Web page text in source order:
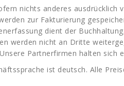
nichts anderes ausdrücklich
zur Fakturierung
dient der
werden nicht an Dritte
Partnerfirmen halten sich
ist deutsch. Alle